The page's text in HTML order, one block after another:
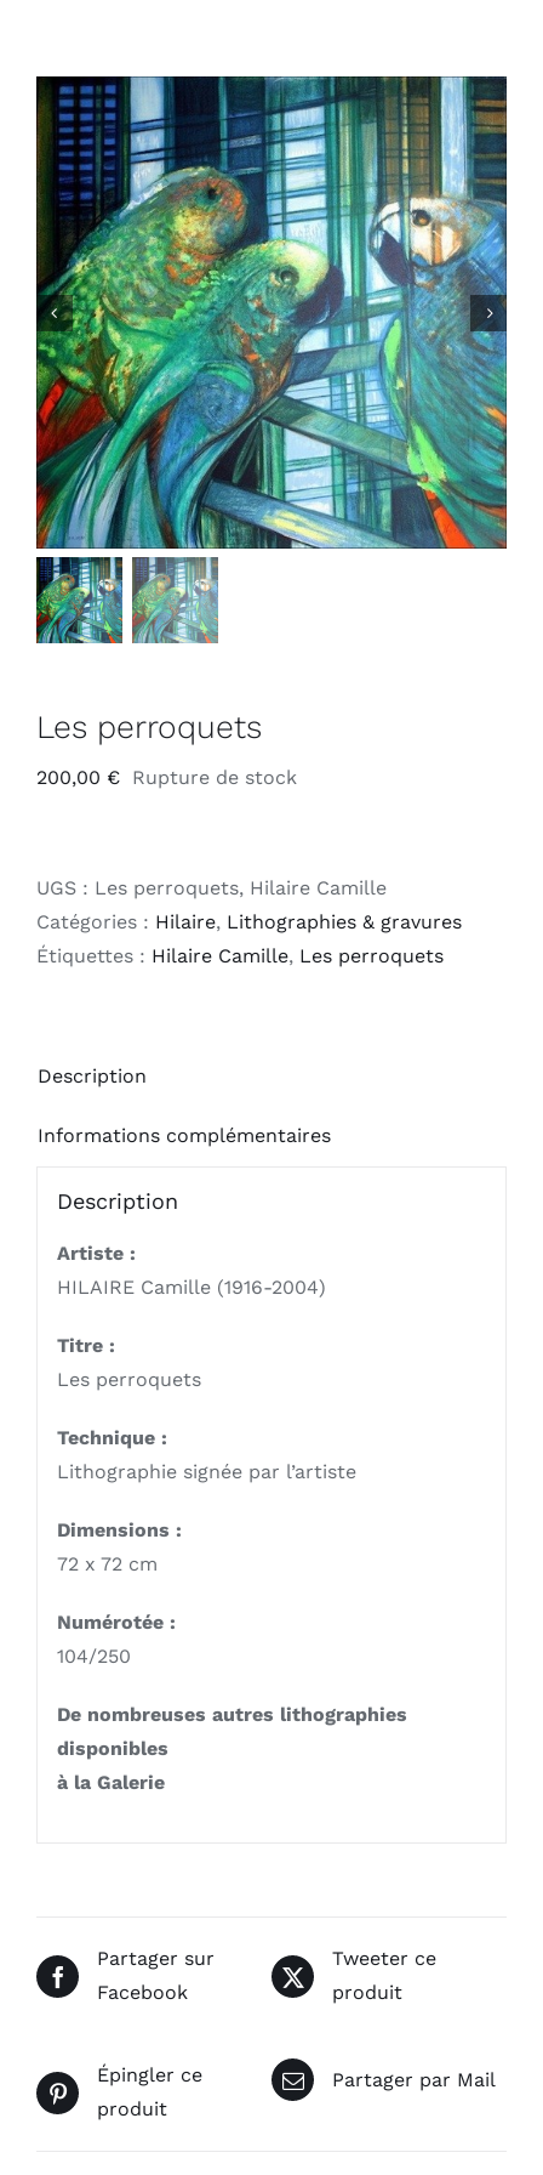
Les perroquets
200,00 € Rupture de stock
UGS : Les perroquets, Hilaire Camille
Catégories : Hilaire, Lithographies & gravures
Étiquettes : Hilaire Camille, Les perroquets
Description
Informations complémentaires
Description
Artiste :
HILAIRE Camille (1916-2004)
Titre :
Les perroquets
Technique :
Lithographie signée par l’artiste
Dimensions :
72 x 72 cm
Numérotée :
104/250
De nombreuses autres lithographies
disponibles
à la Galerie
Partager sur
Facebook
Tweeter ce
produit
Épingler ce
produit
Partager par Mail